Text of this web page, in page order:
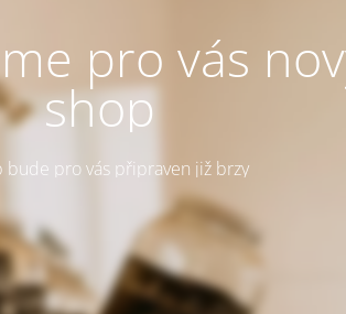
pro vás
shop
bude pro vás připraven již brzy